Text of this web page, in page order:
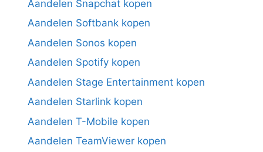
Aandelen Snapchat kopen
Aandelen Softbank kopen
Aandelen Sonos kopen
Aandelen Spotify kopen
Aandelen Stage Entertainment kopen
Aandelen Starlink kopen
Aandelen T-Mobile kopen
Aandelen TeamViewer kopen